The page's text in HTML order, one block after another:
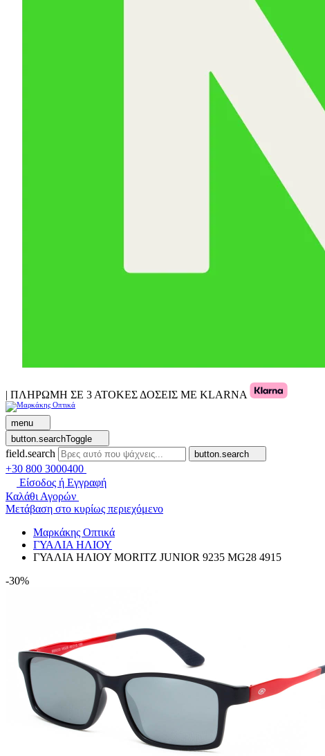
| ΠΛΗΡΩΜΗ ΣΕ 3 ΑΤΟΚΕΣ ΔΟΣΕΙΣ ΜΕ KLARNA
menu
button.searchToggle
field.search button.search
+30 800 3000400
Είσοδος ή Εγγραφή
Καλάθι Αγορών
Μετάβαση στο κυρίως περιεχόμενο
Μαρκάκης Οπτικά
ΓΥΑΛΙΑ ΗΛΙΟΥ
ΓΥΑΛΙΑ ΗΛΙΟΥ MORITZ JUNIOR 9235 MG28 4915
-30%